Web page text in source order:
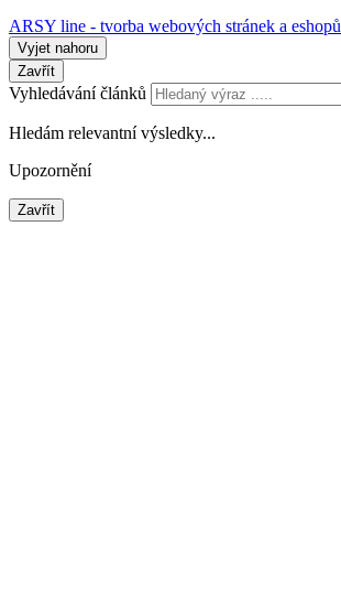
ARSY line - tvorba webových stránek a eshopů
Vyjet nahoru
Zavřít
Vyhledávání článků
Hledám relevantní výsledky...
Upozornění
Zavřít